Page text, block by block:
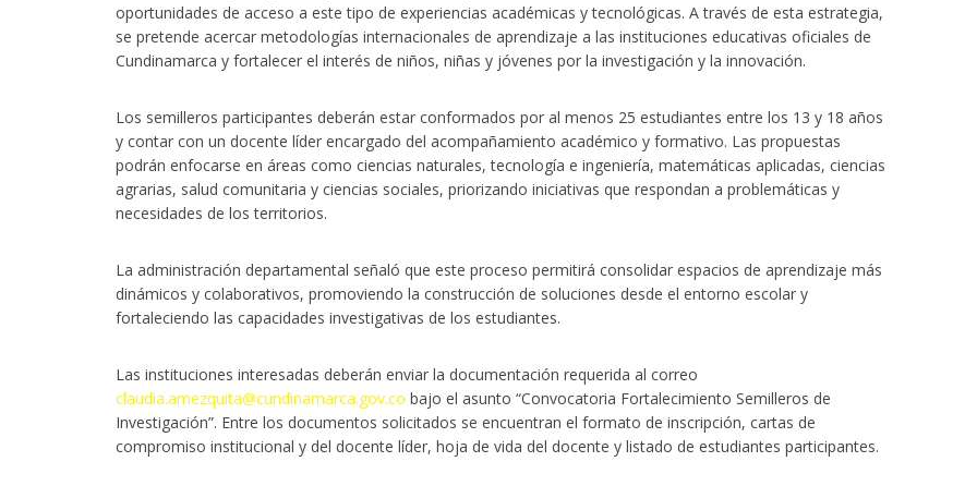
oportunidades de acceso a este tipo de experiencias académicas y tecnológicas. A través de esta estrategia,
se pretende acercar metodologías internacionales de aprendizaje a las instituciones educativas oficiales de
Cundinamarca y fortalecer el interés de niños, niñas y jóvenes por la investigación y la innovación.
Los semilleros participantes deberán estar conformados por al menos 25 estudiantes entre los 13 y 18 años
y contar con un docente líder encargado del acompañamiento académico y formativo. Las propuestas
podrán enfocarse en áreas como ciencias naturales, tecnología e ingeniería, matemáticas aplicadas, ciencias
agrarias, salud comunitaria y ciencias sociales, priorizando iniciativas que respondan a problemáticas y
necesidades de los territorios.
La administración departamental señaló que este proceso permitirá consolidar espacios de aprendizaje más
dinámicos y colaborativos, promoviendo la construcción de soluciones desde el entorno escolar y
fortaleciendo las capacidades investigativas de los estudiantes.
Las instituciones interesadas deberán enviar la documentación requerida al correo
claudia.amezquita@cundinamarca.gov.co bajo el asunto “Convocatoria Fortalecimiento Semilleros de
Investigación”. Entre los documentos solicitados se encuentran el formato de inscripción, cartas de
compromiso institucional y del docente líder, hoja de vida del docente y listado de estudiantes participantes.